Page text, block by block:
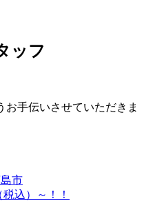
ッフ
お手伝いさせていただきま
市
込）～！！